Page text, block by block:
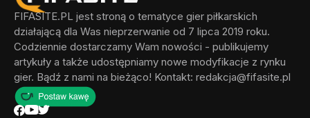
FIFASITE.PL jest stroną o tematyce gier piłkarskich
działającą dla Was nieprzerwanie od 7 lipca 2019 roku.
Codziennie dostarczamy Wam nowości - publikujemy
artykuły a także udostępniamy nowe modyfikacje z rynku
gier. Bądź z nami na bieżąco! Kontakt: redakcja@fifasite.pl